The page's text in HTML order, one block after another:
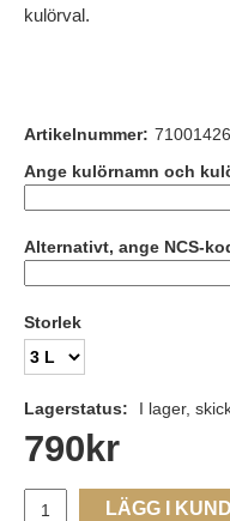
kulörval.
Artikelnummer:
Ange kulörnamn och
Alternativt, ange NCS-
Storlek
Lagerstatus: I lager,
790 kr
LÄGG I